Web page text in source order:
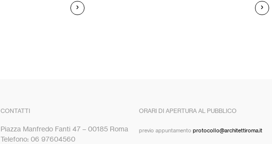
CONTATTI
Piazza Manfredo Fanti 47 – 00185 Roma
Telefono: 06 97604560
ORARI DI APERTURA AL PUBBLICO
previo appuntamento protocollo@architettiroma.it